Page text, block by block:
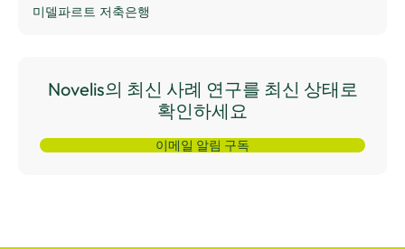
미델파르트 저축은행
Novelis의 최신 사례 연구를 최신 상태로
확인하세요
이메일 알림 구독